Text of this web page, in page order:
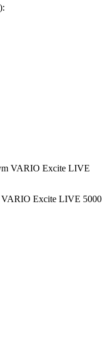
VARIO Excite LIVE 5000